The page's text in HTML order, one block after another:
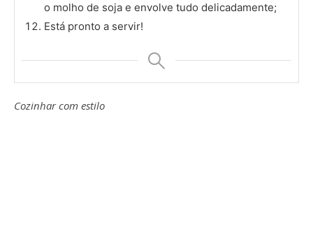
o molho de soja e envolve tudo delicadamente;
Está pronto a servir!
Cozinhar com estilo